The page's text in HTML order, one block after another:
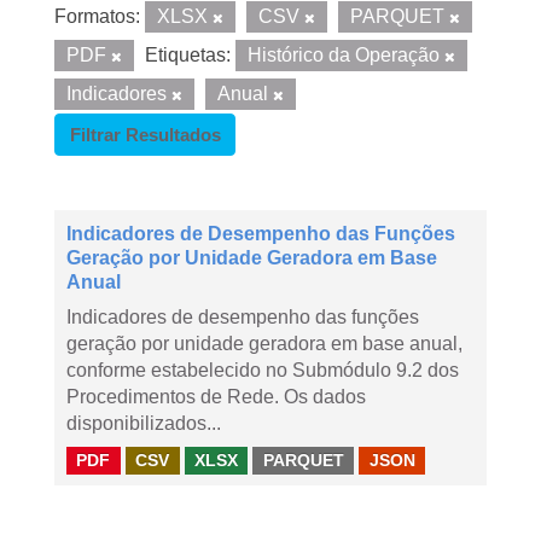
Formatos: XLSX CSV
PARQUET
PDF
Etiquetas:
Histórico da Operação
Indicadores
Anual
Filtrar Resultados
Indicadores de Desempenho das Funções
Geração por Unidade Geradora em Base
Anual
Indicadores de desempenho das funções
geração por unidade geradora em base anual,
conforme estabelecido no Submódulo 9.2 dos
Procedimentos de Rede. Os dados
disponibilizados...
PDF CSV XLSX PARQUET JSON